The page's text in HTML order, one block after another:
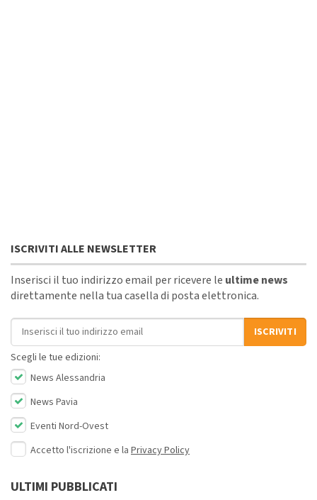
ISCRIVITI ALLE NEWSLETTER
Inserisci il tuo indirizzo email per ricevere le ultime news
direttamente nella tua casella di posta elettronica.
Indirizzo email
ISCRIVITI
Scegli le tue edizioni:
News Alessandria
News Pavia
Eventi Nord-Ovest
Accetto l'iscrizione e la Privacy Policy
ULTIMI PUBBLICATI